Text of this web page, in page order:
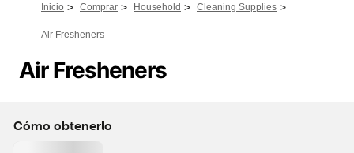
Inicio > Comprar > Household > Cleaning Supplies >
Air Fresheners
Air Fresheners
Cómo obtenerlo